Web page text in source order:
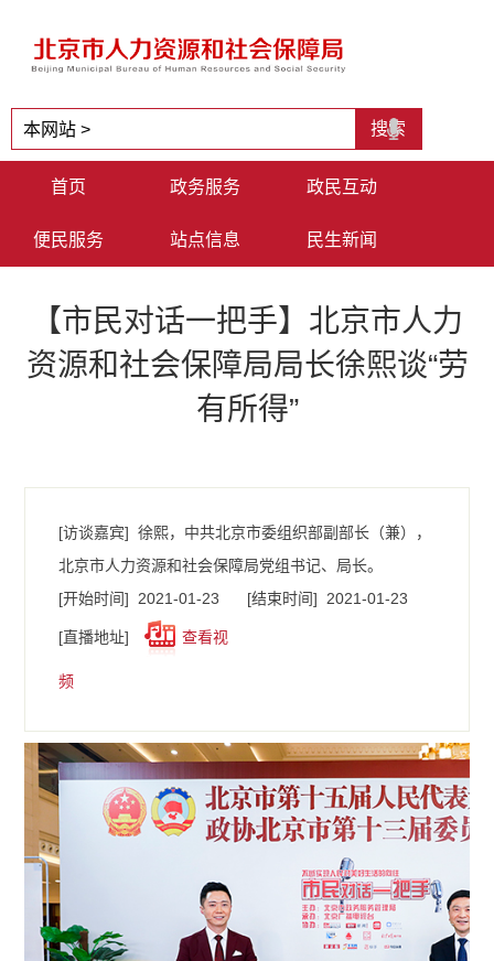
首页 政务服务 政民互动
便民服务 站点信息 民生新闻
【市民对话一把手】北京市人力
资源和社会保障局局长徐熙谈“劳
有所得”
[访谈嘉宾] 徐熙，中共北京市委组织部副部长（兼），
北京市人力资源和社会保障局党组书记、局长。
[开始时间] 2021-01-23 [结束时间] 2021-01-23
[直播地址] 查看视
频